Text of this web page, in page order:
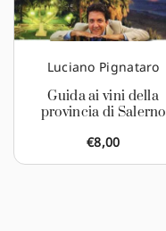
Luciano Pignataro
Guida ai vini della
provincia di Salerno
€8,00